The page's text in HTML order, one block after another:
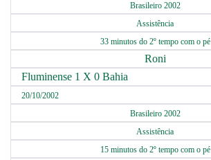
Brasileiro 2002
Assistência
33 minutos do 2º tempo com o pé
Roni
Fluminense 1 X 0 Bahia
20/10/2002
Brasileiro 2002
Assistência
15 minutos do 2º tempo com o pé